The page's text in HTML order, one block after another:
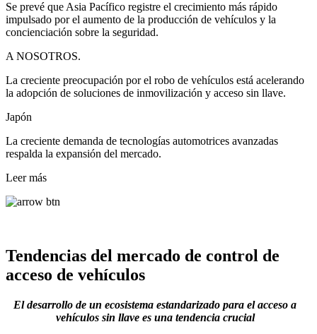
Se prevé que Asia Pacífico registre el crecimiento más rápido
impulsado por el aumento de la producción de vehículos y la
concienciación sobre la seguridad.
A NOSOTROS.
La creciente preocupación por el robo de vehículos está acelerando
la adopción de soluciones de inmovilización y acceso sin llave.
Japón
La creciente demanda de tecnologías automotrices avanzadas
respalda la expansión del mercado.
Leer más
Tendencias del mercado de control de
acceso de vehículos
El desarrollo de un ecosistema estandarizado para el acceso a
vehículos sin llave es una tendencia crucial